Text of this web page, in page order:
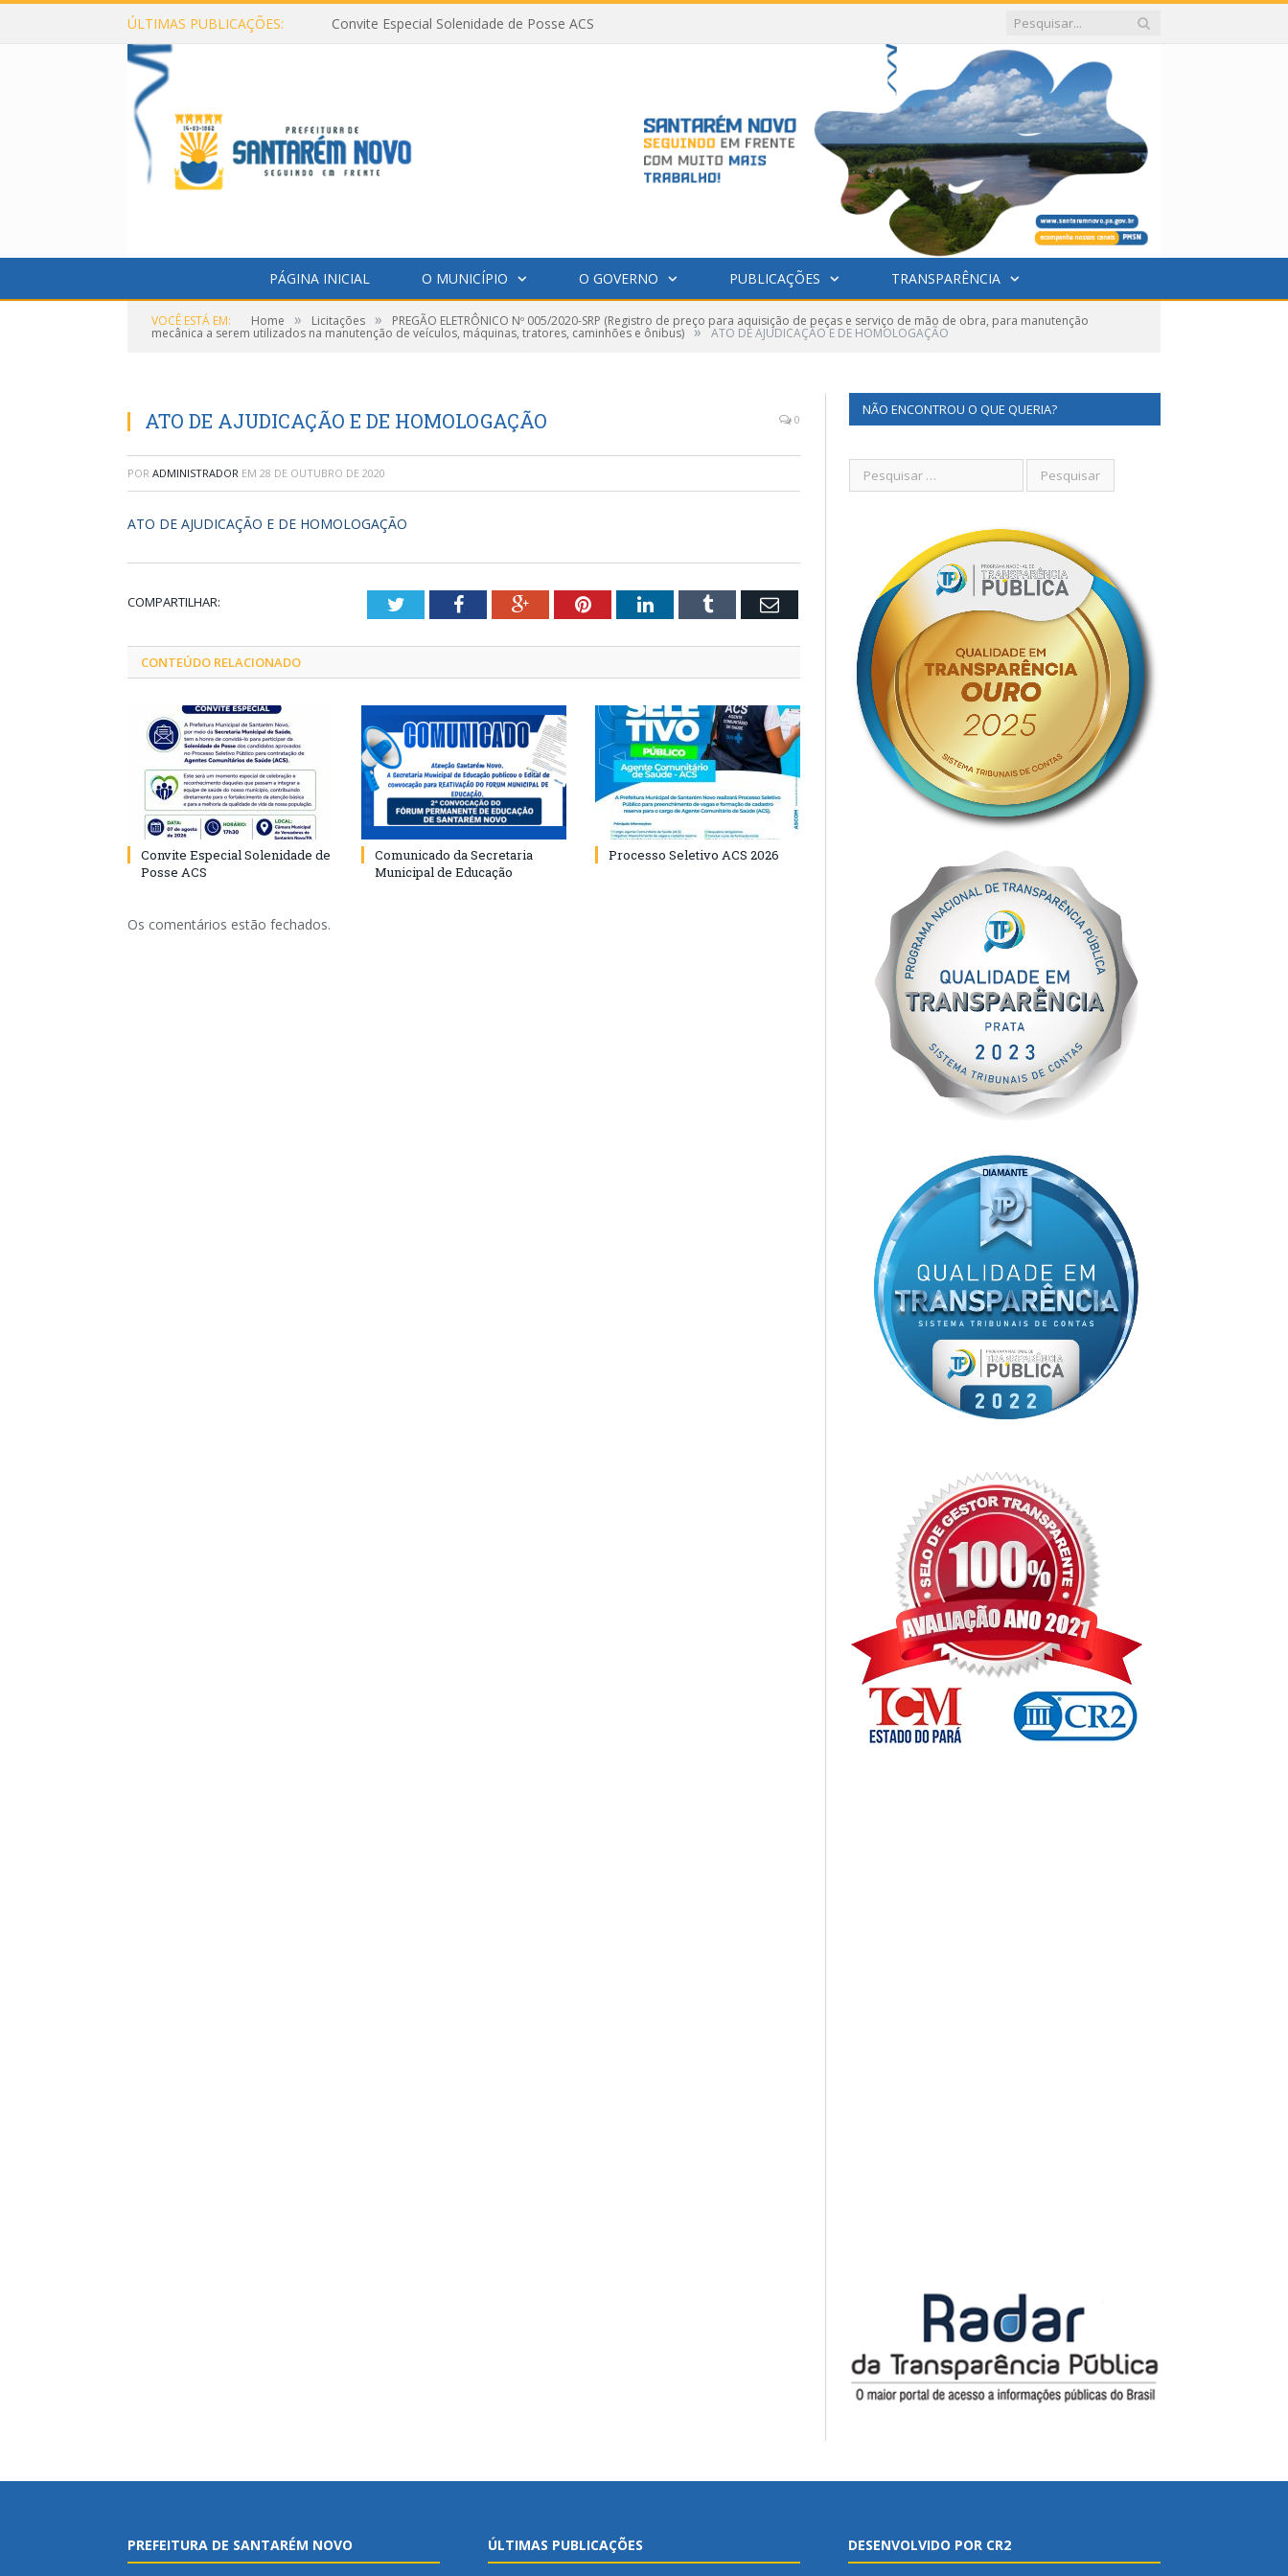
ÚLTIMAS PUBLICAÇÕES: Convite Especial Solenidade de Posse ACS
PÁGINA INICIAL O MUNICÍPIO O GOVERNO PUBLICAÇÕES TRANSPARÊNCIA
VOCÊ ESTÁ EM: Home » Licitações » PREGÃO ELETRÔNICO Nº 005/2020-SRP (Registro de preço para aquisição de peças e serviço de mão de obra, para manutenção
mecânica a serem utilizados na manutenção de veículos, máquinas, tratores, caminhões e ônibus) » ATO DE AJUDICAÇÃO E DE HOMOLOGAÇÃO
ATO DE AJUDICAÇÃO E DE HOMOLOGAÇÃO 0
POR ADMINISTRADOR EM 28 DE OUTUBRO DE 2020
ATO DE AJUDICAÇÃO E DE HOMOLOGAÇÃO
COMPARTILHAR: TwitterFacebookGoogle+PinterestLinkedInTumblr Email
CONTEÚDO RELACIONADO
Convite Especial Solenidade de
Posse ACS
Comunicado da Secretaria
Municipal de Educação
Processo Seletivo ACS 2026
Os comentários estão fechados.
NÃO ENCONTROU O QUE QUERIA?
PREFEITURA DE SANTARÉM NOVO ÚLTIMAS PUBLICAÇÕES DESENVOLVIDO POR CR2